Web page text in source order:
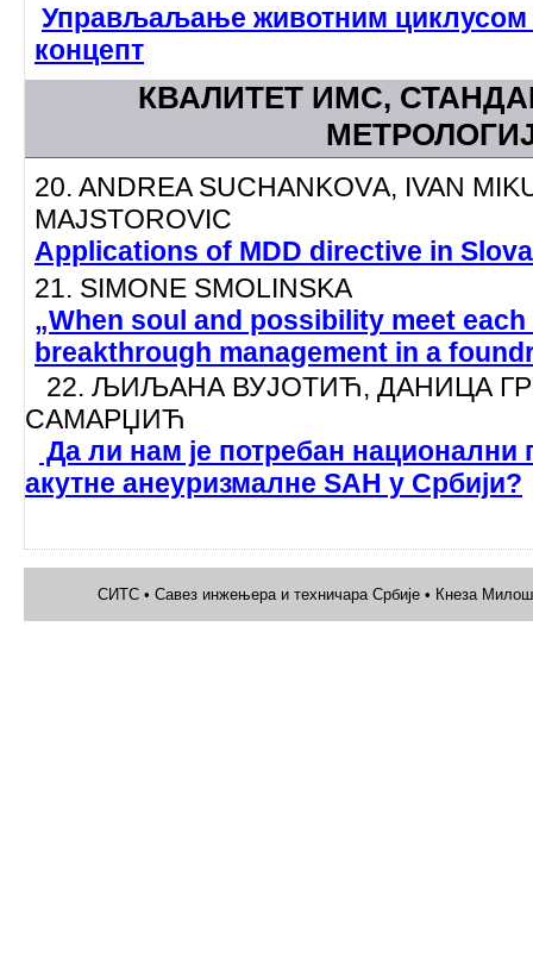
Управљаљање животним
концепт
КВАЛИТЕТ ИМС,
20. ANDREA SUCHANKOVА, IVAN
MAJSTOROVIC
Applications of MDD directive in
21. SIMONE SMOLINSKA
„When soul and possibility meet each
breakthrough management in a
22. ЉИЉАНА ВУЈОТИЋ, ДАНИЦА
САМАРЏИЋ
Да ли нам је потребан
акутне анеуризмалне SAH у Србији?
СИТС • Савез инжењера и техничара Србије • Кнеза